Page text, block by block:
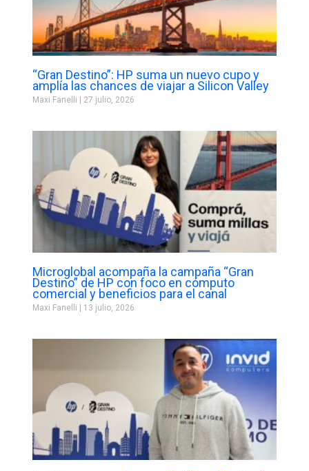
“Gran Destino”: HP suma un nuevo cupo y
amplía las chances de viajar a Silicon Valley
Maxi Fanelli 27 julio, 2026
Microglobal acompaña la campaña “Gran
Destino” de HP con foco en cómputo
comercial y beneficios para el canal
Maxi Fanelli 13 julio, 2026